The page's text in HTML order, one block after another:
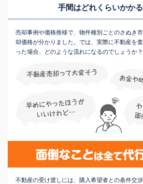
手間はどれくらいかか
売却事例や価格推移で、物件種別ごとのさぬき
却価格が分かりました。では、実際に不動産を
った場合、どのような流れになるのでしょうか？
不動産の受け渡しには、購入希望者との条件交